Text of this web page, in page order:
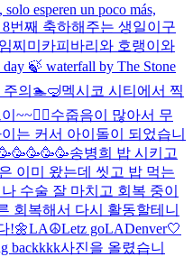
esperen un poco más,
번째 축하해주는 생일이구
찌미 카피바리와 호랭이와
day 🍃 waterfall by The Stone
주의🏊🤿멕시코 시티에서 찍
이~~✌🏻수줍음이 많아서 무
는 커서 아이돌이 되었습니
송병희 밥 시키고
이미 왔는데 씻고 밥 먹는
수술 잘 마치고 회복 중이
회복해서 다시 활동할테니
!🌼LA☮️Letz goLADenver🤍
backkkk사진을 올렸습니